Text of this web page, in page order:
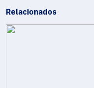
Relacionados